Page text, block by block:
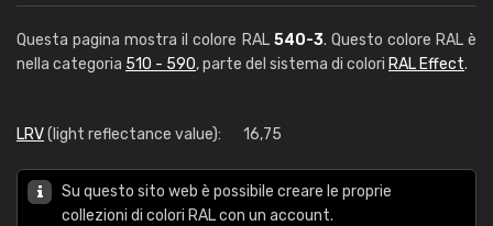
Questa pagina mostra il colore RAL 540-3. Questo colore RAL è
nella categoria 510 - 590, parte del sistema di colori RAL Effect.
LRV(light reflectance value): 16,75
Su questo sito web è possibile creare le proprie
collezioni di colori RAL con un account.